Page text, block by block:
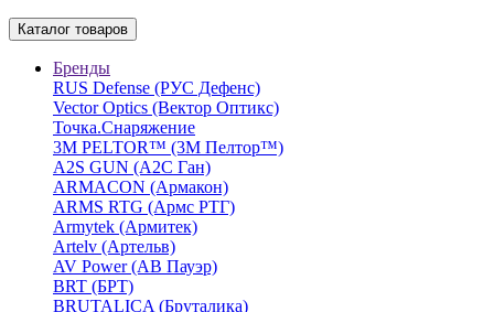
Каталог товаров
Бренды
RUS Defense (РУС Дефенс)
Vector Optics (Вектор Оптикc)
Точка.Снаряжение
3М PELTOR™ (3М Пелтор™)
A2S GUN (А2С Ган)
ARMACON (Армакон)
ARMS RTG (Армс РТГ)
Armytek (Армитек)
Artelv (Артельв)
AV Power (АВ Пауэр)
BRT (БРТ)
BRUTALICA (Бруталика)